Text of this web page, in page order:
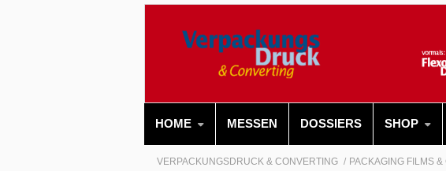
HOME MESSEN DOSSIERS SHOP
VERPACKUNGSDRUCK & CONVERTING
PACKAGING FILMS